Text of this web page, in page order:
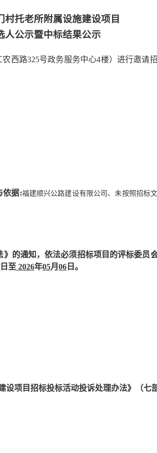
村托老所附属设施建设项目
人公示暨中标结果公示
农西路325号政务服务中心4楼）进行邀请
依据:福建顺兴公路建设有限公司 、未按照招标
的通知，依法必须招标项目的评标委员
日至 2026年05月 06 日。
设项目招标投标活动投诉处理办法》（七